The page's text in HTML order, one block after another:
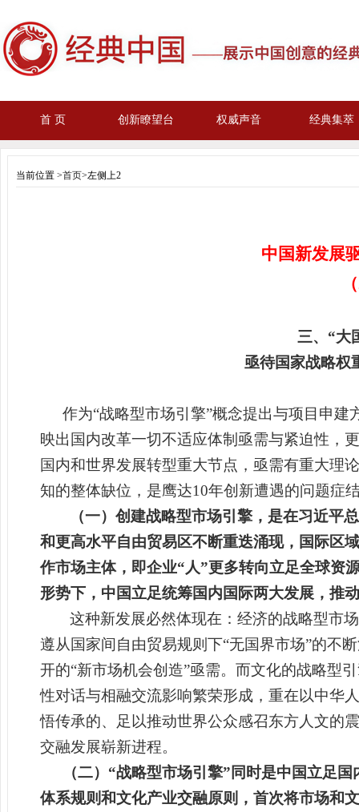
首 页 创新瞭望台 权威声音 经典集萃
当前位置 >首页>左侧上2
中国新发展
三、“大
亟待国家战略权
作为“战略型市场引擎”概念提出与项目申
映出国内改革一切不适应体制亟需与紧迫性，
国内和世界发展转型重大节点，亟需有重大理
知的整体缺位，是鹰达10年创新遭遇的问题症
（一）创建战略型市场引擎，是在习近平
和更高水平自由贸易区不断重迭涌现，国际区
作市场主体，即企业“人”更多转向立足全球资
形势下，中国立足统筹国内国际两大发展，推
这种新发展必然体现在：经济的战略型市
遵从国家间自由贸易规则下“无国界市场”的不
开的“新市场机会创造”亟需。而文化的战略型
性对话与相融交流影响繁荣形成，重在以中华
悟传承的、足以推动世界公众感召东方人文的
交融发展崭新进程。
（二）“战略型市场引擎”同时是中国立足
体系规则和文化产业交融原则，首次将市场和